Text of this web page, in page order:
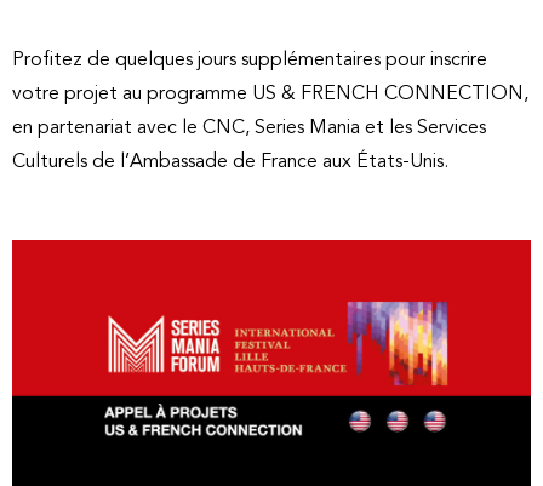
Profitez de quelques jours supplémentaires pour inscrire
votre projet au programme US & FRENCH CONNECTION,
en partenariat avec le CNC, Series Mania et les Services
Culturels de l’Ambassade de France aux États-Unis.